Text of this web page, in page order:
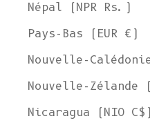
Népal (NPR Rs.)
Pays-Bas (EUR €)
Nouvelle-
Nouvelle-Zélande
Nicaragua (NIO C$)